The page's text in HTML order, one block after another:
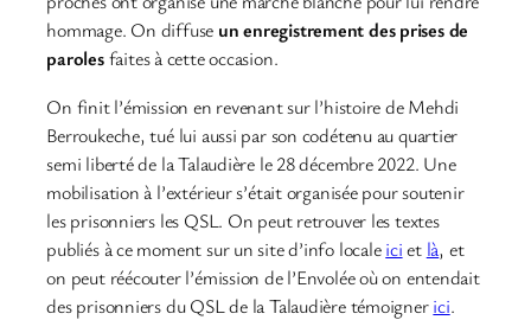
hommage. On diffuse un enregistrement des prises de
parolesfaites à cette occasion.
On finit l’émission en revenant sur l’histoire de Mehdi
Berroukeche, tué lui aussi par son codétenu au quartier
semi liberté de la Talaudière le 28 décembre 2022. Une
mobilisation à l’extérieur s’était organisée pour soutenir
les prisonniers les QSL. On peut retrouver les textes
publiés à ce moment sur un site d’info localeiciet là, et
on peut réécouter l’émission de l’Envolée où on entendait
des prisonniers du QSL de la Talaudière témoignerici.